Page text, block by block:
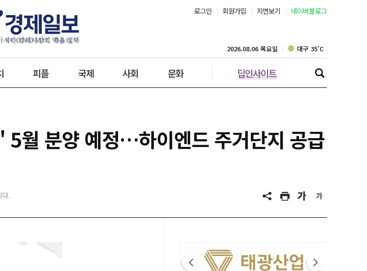
로그인 회원가입 지면보기 네이버블로그
피플 국제 사회 문화 딥인사이트
2026.08.06 목요일 대구 35˚C
인천 30˚C
울산 32˚C
제주 30˚C
5월 분양 예정…하이엔드 주거단지 공급
다.